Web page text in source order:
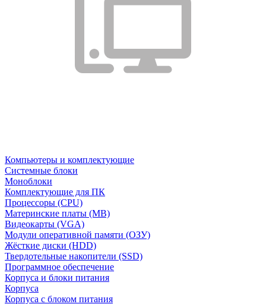
Компьютеры и комплектующие
Системные блоки
Моноблоки
Комплектующие для ПК
Процессоры (CPU)
Материнские платы (MB)
Видеокарты (VGA)
Модули оперативной памяти (ОЗУ)
Жёсткие диски (HDD)
Твердотельные накопители (SSD)
Программное обеспечение
Корпуса и блоки питания
Корпуса
Корпуса с блоком питания